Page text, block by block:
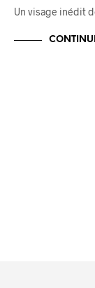
Un visage inédit